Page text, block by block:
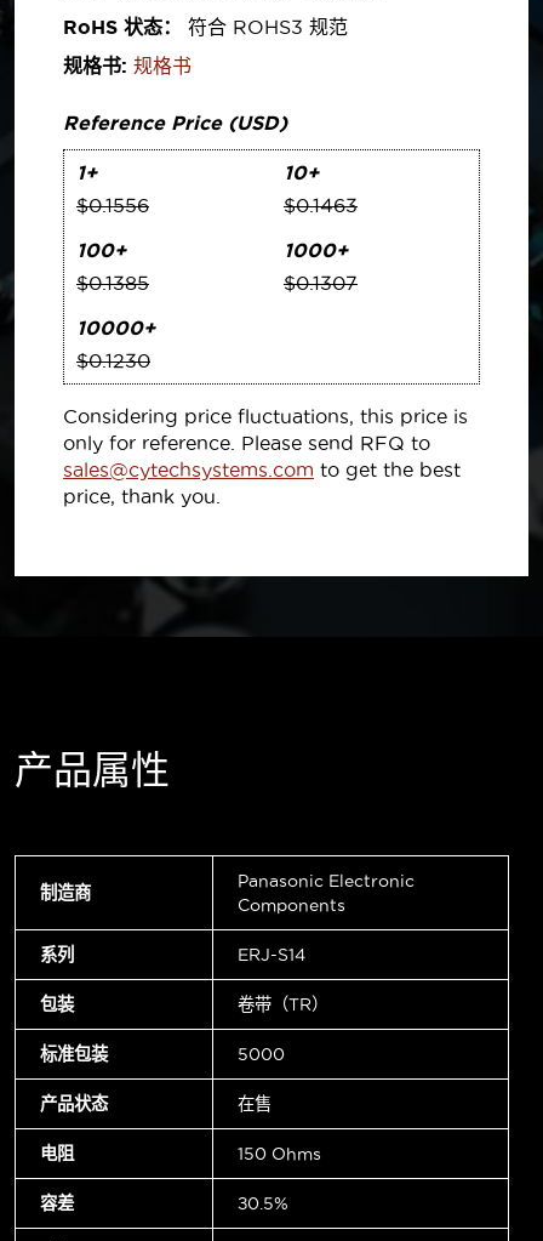
RoHS 状态：
符合 ROHS3 规范
规格书: 规格书
Reference Price (USD)
1+
$0.1556
10+
$0.1463
100+
$0.1385
1000+
$0.1307
10000+
$0.1230
Considering price fluctuations, this price is
only for reference. Please send RFQ to
sales@cytechsystems.com to get the best
price, thank you.
产品属性
制造商
Panasonic Electronic
Components
系列 ERJ-S14
包装 卷带（TR）
标准包装 5000
产品状态 在售
电阻 150 Ohms
容差 ±0.5%